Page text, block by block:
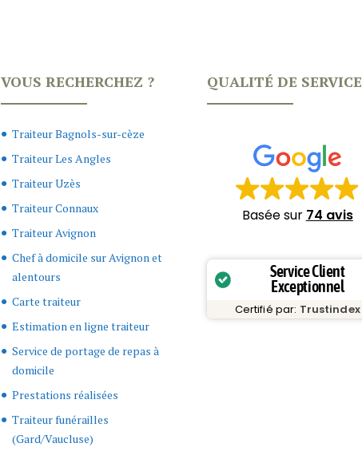
VOUS RECHERCHEZ ?
Traiteur Bagnols-sur-cèze
Traiteur Les Angles
Traiteur Uzès
Traiteur Connaux
Traiteur Avignon
Chef à domicile sur Avignon et
alentours
Carte traiteur
Estimation en ligne traiteur
Service de portage de repas à
domicile
Prestations réalisées
Traiteur funérailles
(Gard/Vaucluse)
QUALITÉ DE SERVICE
Basée sur 74 avis
Service Client
Exceptionnel
Certifié par: Trustindex